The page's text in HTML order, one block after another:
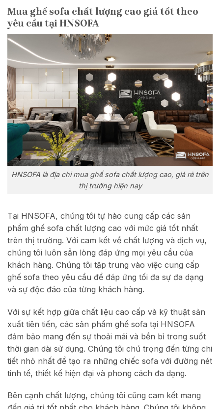
Mua ghế sofa chất lượng cao giá tốt theo
yêu cầu tại HNSOFA
HNSOFA là địa chỉ mua ghế sofa chất lượng cao, giá rẻ trên
thị trường hiện nay
Tại HNSOFA, chúng tôi tự hào cung cấp các sản
phẩm ghế sofa chất lượng cao với mức giá tốt nhất
trên thị trường. Với cam kết về chất lượng và dịch vụ,
chúng tôi luôn sẵn lòng đáp ứng mọi yêu cầu của
khách hàng. Chúng tôi tập trung vào việc cung cấp
ghế sofa theo yêu cầu để đáp ứng tối đa sự đa dạng
và sự độc đáo của từng khách hàng.
Với sự kết hợp giữa chất liệu cao cấp và kỹ thuật sản
xuất tiên tiến, các sản phẩm ghế sofa tại HNSOFA
đảm bảo mang đến sự thoải mái và bền bỉ trong suốt
thời gian dài sử dụng. Chúng tôi chú trọng đến từng chi
tiết nhỏ nhất để tạo ra những chiếc sofa với đường nét
tinh tế, thiết kế hiện đại và phong cách đa dạng.
Bên cạnh chất lượng, chúng tôi cũng cam kết mang